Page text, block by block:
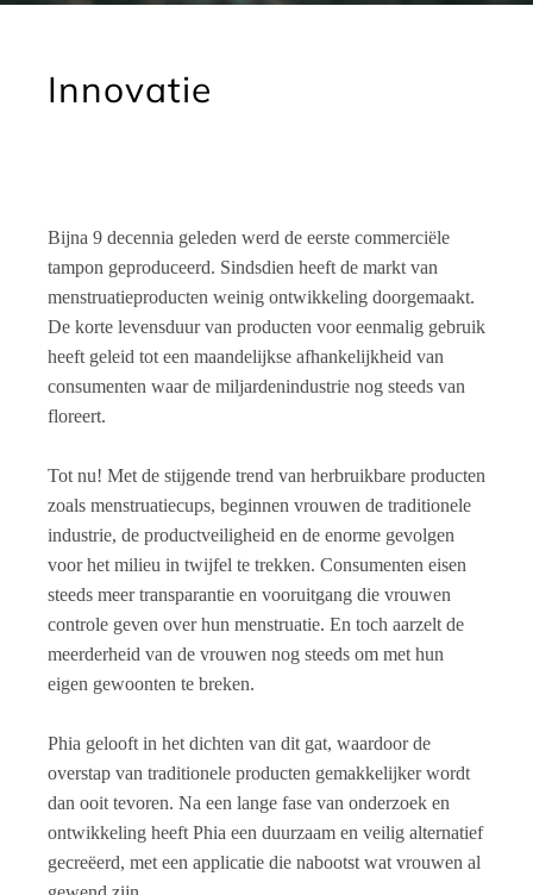
Innovatie
Bijna 9 decennia geleden werd de eerste commerciële
tampon geproduceerd. Sindsdien heeft de markt van
menstruatieproducten weinig ontwikkeling doorgemaakt.
De korte levensduur van producten voor eenmalig gebruik
heeft geleid tot een maandelijkse afhankelijkheid van
consumenten waar de miljardenindustrie nog steeds van
floreert.
Tot nu! Met de stijgende trend van herbruikbare producten
zoals menstruatiecups, beginnen vrouwen de traditionele
industrie, de productveiligheid en de enorme gevolgen
voor het milieu in twijfel te trekken. Consumenten eisen
steeds meer transparantie en vooruitgang die vrouwen
controle geven over hun menstruatie. En toch aarzelt de
meerderheid van de vrouwen nog steeds om met hun
eigen gewoonten te breken.
Phia gelooft in het dichten van dit gat, waardoor de
overstap van traditionele producten gemakkelijker wordt
dan ooit tevoren. Na een lange fase van onderzoek en
ontwikkeling heeft Phia een duurzaam en veilig alternatief
gecreëerd, met een applicatie die nabootst wat vrouwen al